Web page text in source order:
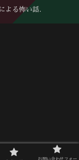
よる怖い話.
お問い合わせフォー